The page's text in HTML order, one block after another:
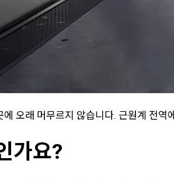
오래 머무르지 않습니다. 근원계 전
가요?